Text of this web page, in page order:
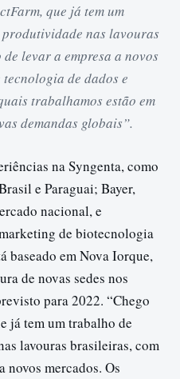
que já tem um
nas lavouras
levar a empresa a novos
de dados e
trabalhamos estão em
demandas globais”.
na Syngenta, como
e Paraguai; Bayer,
nacional, e
de biotecnologia
baseado em Nova Iorque,
de novas sedes nos
para 2022. “Chego
já tem um trabalho de
lavouras brasileiras, com
novos mercados. Os